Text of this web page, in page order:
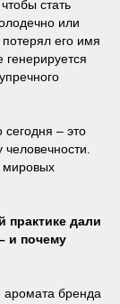
стать
или
его имя
сегодня – это
мировых
практике дали
и почему
аромата бренда